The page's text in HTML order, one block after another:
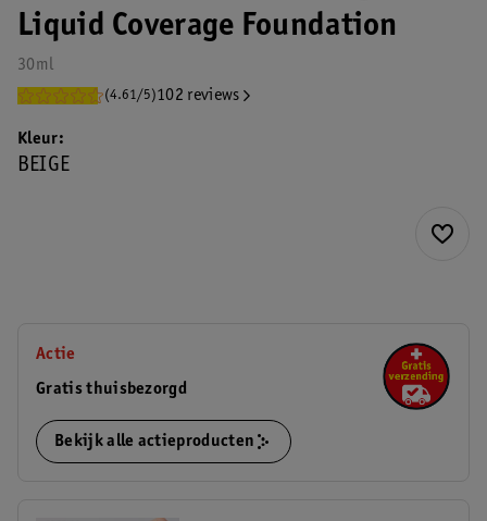
Liquid Coverage Foundation
30ml
(4.61/5)102 reviews
Kleur
BEIGE
Actie
Gratis thuisbezorgd
Bekijk alle actieproducten